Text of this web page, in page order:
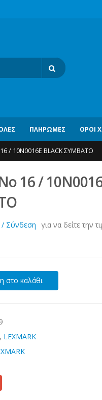
ΠΛΗΡΩΜΈΣ ΌΡΟΙ
16 / 10N0016E BLACK ΣΥΜΒΑΤΟ
16 /
Σύνδεση για να δείτε την
στο καλάθι
, LEXMARK